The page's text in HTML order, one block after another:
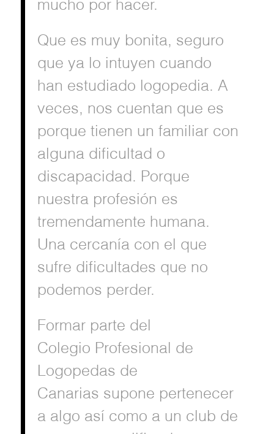
mucho por hacer.
Que es muy bonita, seguro
que ya lo intuyen cuando
han estudiado logopedia. A
veces, nos cuentan que es
porque tienen un familiar con
alguna dificultad o
discapacidad. Porque
nuestra profesión es
tremendamente humana.
Una cercanía con el que
sufre dificultades que no
podemos perder.
Formar parte del
Colegio Profesional de
Logopedas de
Canarias supone pertenecer
a algo así como a un club de